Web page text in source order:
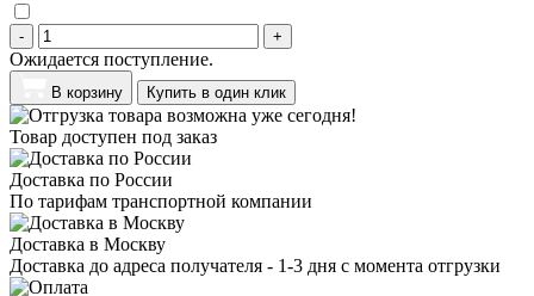
- +
Ожидается поступление.
В корзину Купить в один клик
Товар доступен под заказ
Доставка по России
По тарифам транспортной компании
Доставка в Москву
Доставка до адреса получателя - 1-3 дня с момента отгрузки